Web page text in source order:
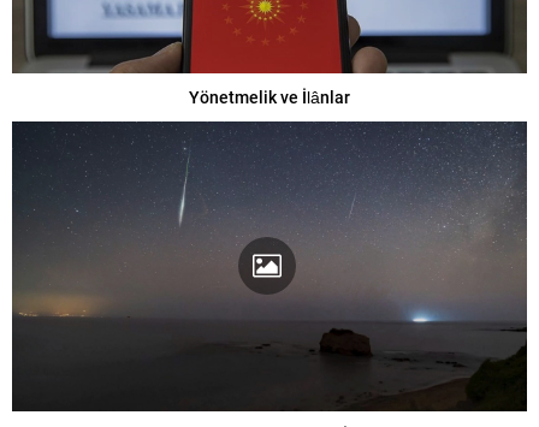
Yönetmelik ve İlânlar